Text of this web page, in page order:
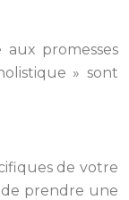
promesses
» sont
de votre
de prendre une